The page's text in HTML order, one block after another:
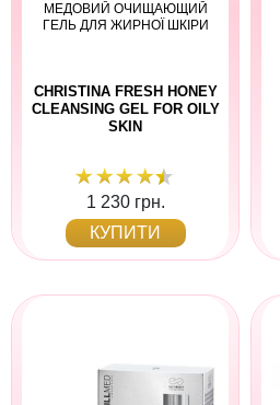
МЕДОВИЙ ОЧИЩАЮЩИЙ
ГЕЛЬ ДЛЯ ЖИРНОЇ ШКІРИ
CHRISTINA FRESH HONEY
CLEANSING GEL FOR OILY
SKIN
1 230 грн.
КУПИТИ